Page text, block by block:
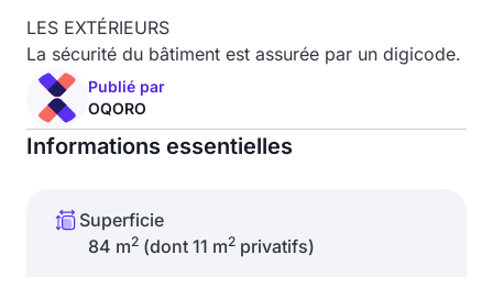
LES EXTÉRIEURS
La sécurité du bâtiment est assurée par un digicode.
Publié par
OQORO
Informations essentielles
Superficie
84 m2 (dont 11 m2 privatifs)